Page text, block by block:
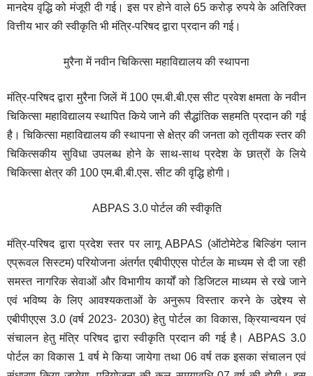
मानदेय वृद्धि को मंजूरी दी गई। इस पर होने वाले 65 करोड़ रुपये के अतिरिक्त
वित्तीय भार की स्वीकृति भी मंत्रि-परिषद द्वारा प्रदान की गई।
मुरैना में नवीन चिकित्सा महाविद्यालय की स्थापना
मंत्रि-परिषद द्वारा मुरैना जिलें में 100 एम.बी.बी.एस सीट प्रवेश क्षमता के नवीन
चिकित्सा महाविद्यालय स्थापित किये जाने की सैद्धांतिक सहमति प्रदान की गई
है। चिकित्सा महाविद्यालय की स्थापना से क्षेत्र की जनता को तृतीयक स्तर की
चिकित्सकीय सुविधा उपलब्ध होने के साथ-साथ प्रदेश के छात्रों के लिये
चिकित्सा क्षेत्र की 100 एम.बी.बी.एस. सीट की वृद्धि होगी।
ABPAS 3.0 पोर्टल की स्वीकृति
मंत्रि-परिषद द्वारा प्रदेश स्तर पर लागू ABPAS (ऑटोमेटेड बिल्डिंग प्लान
एप्रूवल सिस्टम) परियोजना अंतर्गत एबीपीएएस पोर्टल के माध्यम से दी जा रही
समस्त नागरिक सेवाओं और विभागीय कार्यों को डिजिटल माध्यम से रखे जाने
एवं भविष्य के लिए आवश्यकताओं के अनुरूप विस्तार करने के उद्देश्य से
एबीपीएएस 3.0 (वर्ष 2023- 2030) हेतु पोर्टल का विकास, क्रियान्वयन एवं
संचालन हेतु मंत्रि परिषद द्वारा स्वीकृति प्रदान की गई है। ABPAS 3.0
पोर्टल का विकास 1 वर्ष मे किया जायेगा तथा 06 वर्ष तक इसका संचालन एवं